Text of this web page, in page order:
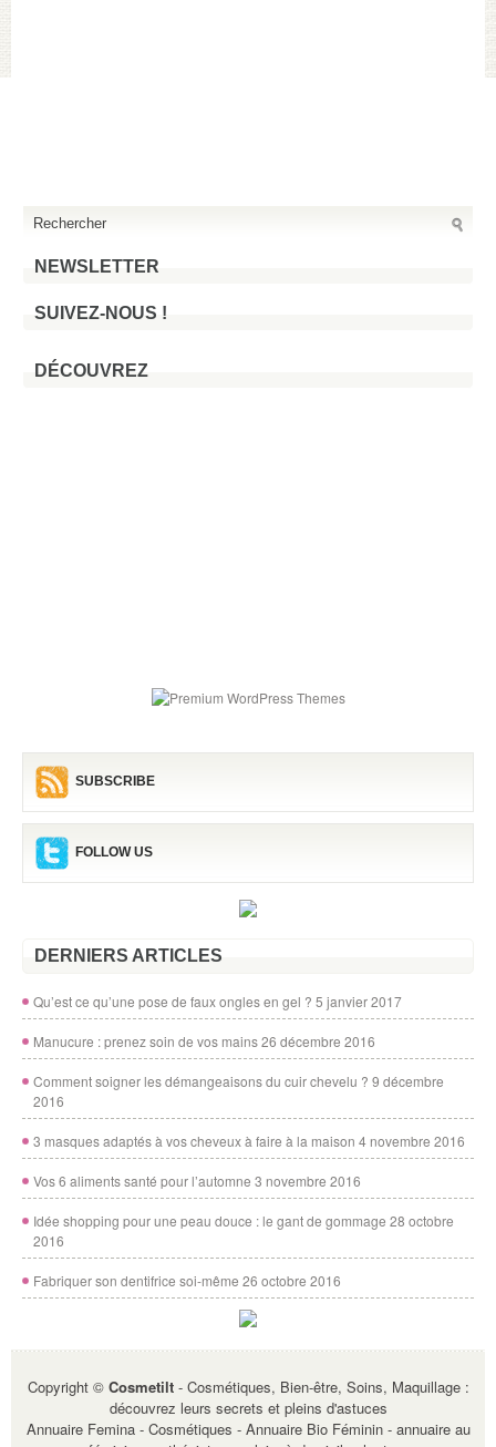
NEWSLETTER
SUIVEZ-NOUS !
DÉCOUVREZ
SUBSCRIBE
FOLLOW US
DERNIERS ARTICLES
Qu’est ce qu’une pose de faux ongles en gel ? 5 janvier 2017
Manucure : prenez soin de vos mains26 décembre 2016
Comment soigner les démangeaisons du cuir chevelu ? 9 décembre
2016
3 masques adaptés à vos cheveux à faire à la maison 4 novembre 2016
Vos 6 aliments santé pour l’automne 3 novembre 2016
Idée shopping pour une peau douce : le gant de gommage 28 octobre
2016
Fabriquer son dentifrice soi-même 26 octobre 2016
Copyright © Cosmetilt- Cosmétiques, Bien-être, Soins, Maquillage :
découvrez leurs secrets et pleins d'astuces
Annuaire Femina - Cosmétiques - Annuaire Bio Féminin- annuaire au